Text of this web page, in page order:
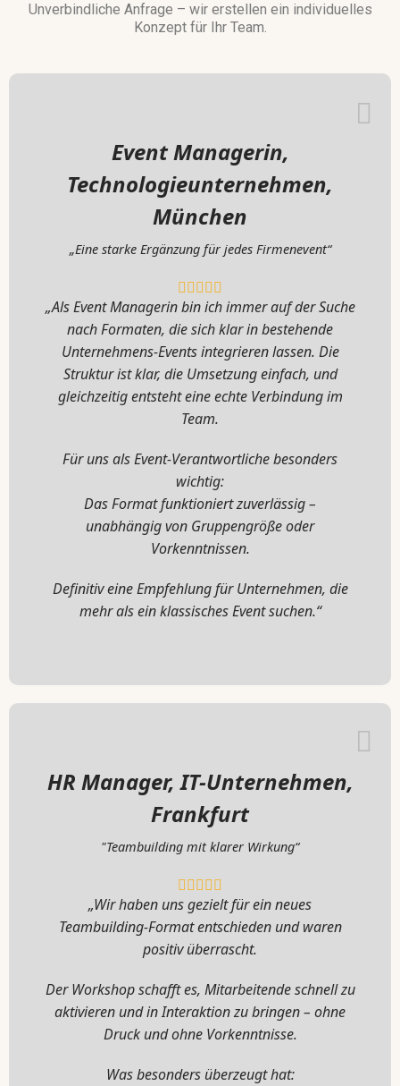
Unverbindliche Anfrage – wir erstellen ein individuelles
Konzept für Ihr Team.
Event Managerin,
Technologieunternehmen,
München
„Eine starke Ergänzung für jedes Firmenevent“
„Als Event Managerin bin ich immer auf der Suche
nach Formaten, die sich klar in bestehende
Unternehmens-Events integrieren lassen. Die
Struktur ist klar, die Umsetzung einfach, und
gleichzeitig entsteht eine echte Verbindung im
Team.
Für uns als Event-Verantwortliche besonders
wichtig:
Das Format funktioniert zuverlässig –
unabhängig von Gruppengröße oder
Vorkenntnissen.
Definitiv eine Empfehlung für Unternehmen, die
mehr als ein klassisches Event suchen.“
HR Manager, IT-Unternehmen,
Frankfurt
"Teambuilding mit klarer Wirkung“
„Wir haben uns gezielt für ein neues
Teambuilding-Format entschieden und waren
positiv überrascht.
Der Workshop schafft es, Mitarbeitende schnell zu
aktivieren und in Interaktion zu bringen – ohne
Druck und ohne Vorkenntnisse.
Was besonders überzeugt hat: